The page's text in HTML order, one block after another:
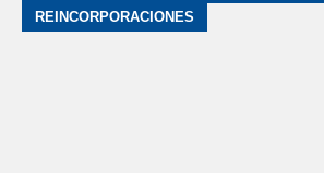
REINCORPORACIONES